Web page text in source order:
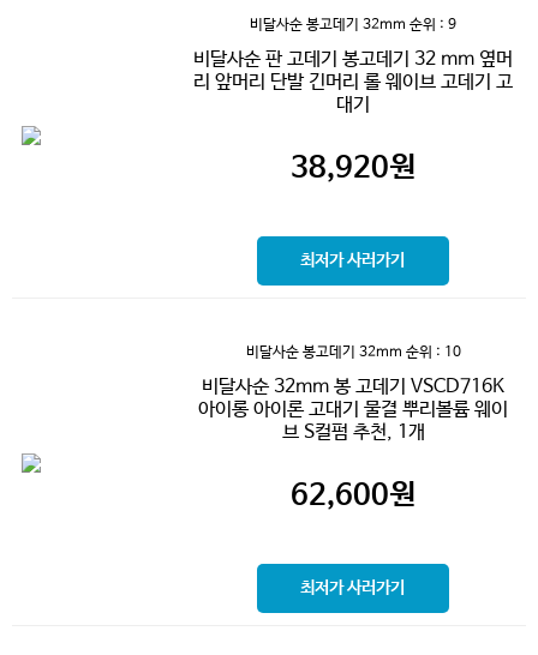
비달사순 봉고데기 32mm 순위 : 9
비달사순 판 고데기 봉고데기 32 mm 옆머
리 앞머리 단발 긴머리 롤 웨이브 고데기 고
대기
38,920원
최저가 사러가기
비달사순 봉고데기 32mm 순위 : 10
비달사순 32mm 봉 고데기 VSCD716K
아이롱 아이론 고대기 물결 뿌리볼륨 웨이
브 S컬펌 추천, 1개
62,600원
최저가 사러가기